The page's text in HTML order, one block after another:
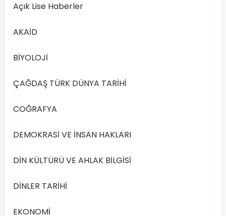
Lise
1
2019
1.
Sınav
Çevrimiçi
Açık
Akaid
Dersi
Açık Lise Haberler
AKAİD
BİYOLOJİ
ÇAĞDAŞ TÜRK DÜNYA TARİHİ
COĞRAFYA
DEMOKRASİ VE İNSAN HAKLARI
DİN KÜLTÜRÜ VE AHLAK BİLGİSİ
DİNLER TARİHİ
EKONOMİ